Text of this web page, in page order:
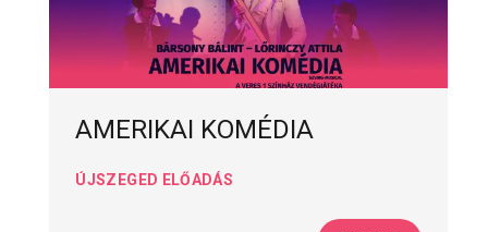
AMERIKAI KOMÉDIA
ÚJSZEGED ELŐADÁS